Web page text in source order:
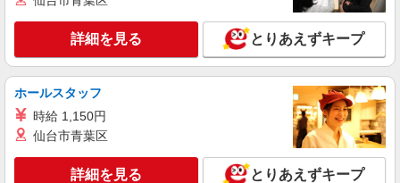
詳細を見る とりあえずキープ
ホールスタッフ
時給 1,150円
仙台市青葉区
詳細を見る とりあえずキープ